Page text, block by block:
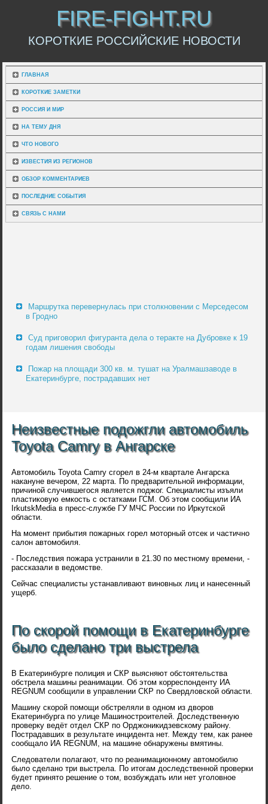
FIRE-FIGHT.RU
КОРОТКИЕ РОССИЙСКИЕ НОВОСТИ
ГЛАВНАЯ
КОРОТКИЕ ЗАМЕТКИ
РОССИЯ И МИР
НА ТЕМУ ДНЯ
ЧТО НОВОГО
ИЗВЕСТИЯ ИЗ РЕГИОНОВ
ОБЗОР КОММЕНТАРИЕВ
ПОСЛЕДНИЕ СОБЫТИЯ
СВЯЗЬ С НАМИ
Маршрутка перевернулась при столкновении с Мерседесом
в Гродно
Суд приговорил фигуранта дела о теракте на Дубровке к 19
годам лишения свободы
Пожар на площади 300 кв. м. тушат на Уралмашзаводе в
Екатеринбурге, пострадавших нет
Неизвестные подожгли автомобиль
Toyota Camry в Ангарске
Автомобиль Toyota Camry сгорел в 24-м квартале Ангарска
накануне вечером, 22 марта. По предварительной информации,
причиной случившегося является поджог. Специалисты изъяли
пластиковую емкость с остатками ГСМ. Об этом сообщили ИА
IrkutskMedia в пресс-службе ГУ МЧС России по Иркутской
области.
На момент прибытия пожарных горел моторный отсек и частично
салон автомобиля.
- Последствия пожара устранили в 21.30 по местному времени, -
рассказали в ведомстве.
Сейчас специалисты устанавливают виновных лиц и нанесенный
ущерб.
По скорой помощи в Екатеринбурге
было сделано три выстрела
В Екатеринбурге полиция и СКР выясняют обстоятельства
обстрела машины реанимации. Об этом корреспонденту ИА
REGNUM сообщили в управлении СКР по Свердловской области.
Машину скорой помощи обстреляли в одном из дворов
Екатеринбурга по улице Машиностроителей. Доследственную
проверку ведёт отдел СКР по Орджоникидзевскому району.
Пострадавших в результате инцидента нет. Между тем, как ранее
сообщало ИА REGNUM, на машине обнаружены вмятины.
Следователи полагают, что по реанимационному автомобилю
было сделано три выстрела. По итогам доследственной проверки
будет принято решение о том, возбуждать или нет уголовное
дело.